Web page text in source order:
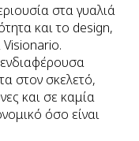
στα γυαλιά
και το design,
Visionario.
στον σκελετό,
και σε καμία
όσο είναι